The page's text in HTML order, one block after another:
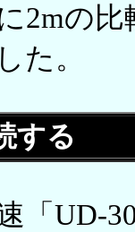
2mの
た。
する
「UD-